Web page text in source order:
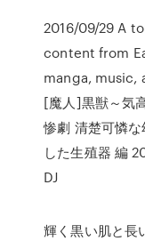
2016/09/29 A
content from
manga, music,
[魔人]黒獣～気
惨劇 清楚可憐
した生殖器 編
DJ
輝く黒い肌と長